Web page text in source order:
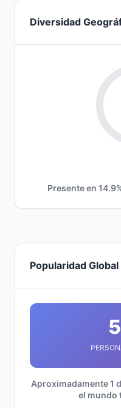
Diversidad
Presente en
Popularidad Global
Aproximadamente 1
el mundo